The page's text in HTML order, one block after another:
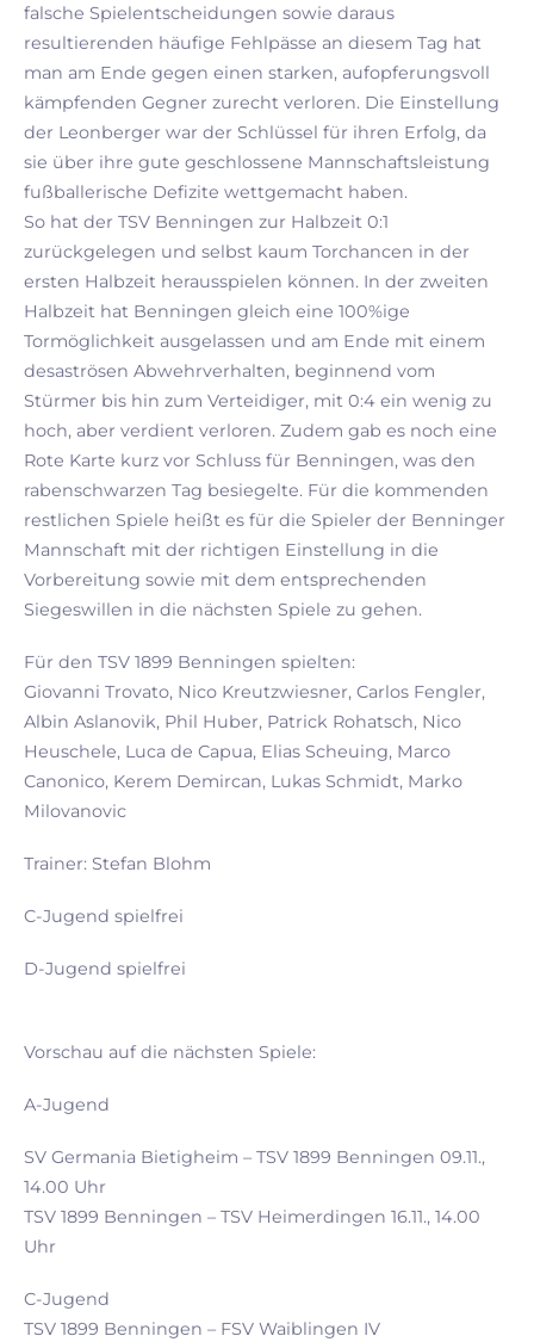
falsche Spielentscheidungen sowie daraus
resultierenden häufige Fehlpässe an diesem Tag hat
man am Ende gegen einen starken, aufopferungsvoll
kämpfenden Gegner zurecht verloren. Die Einstellung
der Leonberger war der Schlüssel für ihren Erfolg, da
sie über ihre gute geschlossene Mannschaftsleistung
fußballerische Defizite wettgemacht haben.
So hat der TSV Benningen zur Halbzeit 0:1
zurückgelegen und selbst kaum Torchancen in der
ersten Halbzeit herausspielen können. In der zweiten
Halbzeit hat Benningen gleich eine 100%ige
Tormöglichkeit ausgelassen und am Ende mit einem
desaströsen Abwehrverhalten, beginnend vom
Stürmer bis hin zum Verteidiger, mit 0:4 ein wenig zu
hoch, aber verdient verloren. Zudem gab es noch eine
Rote Karte kurz vor Schluss für Benningen, was den
rabenschwarzen Tag besiegelte. Für die kommenden
restlichen Spiele heißt es für die Spieler der Benninger
Mannschaft mit der richtigen Einstellung in die
Vorbereitung sowie mit dem entsprechenden
Siegeswillen in die nächsten Spiele zu gehen.
Für den TSV 1899 Benningen spielten:
Giovanni Trovato, Nico Kreutzwiesner, Carlos Fengler,
Albin Aslanovik, Phil Huber, Patrick Rohatsch, Nico
Heuschele, Luca de Capua, Elias Scheuing, Marco
Canonico, Kerem Demircan, Lukas Schmidt, Marko
Milovanovic
Trainer: Stefan Blohm
C-Jugend spielfrei
D-Jugend spielfrei
Vorschau auf die nächsten Spiele:
A-Jugend
SV Germania Bietigheim – TSV 1899 Benningen 09.11.,
14.00 Uhr
TSV 1899 Benningen – TSV Heimerdingen 16.11., 14.00
Uhr
C-Jugend
TSV 1899 Benningen – FSV Waiblingen IV